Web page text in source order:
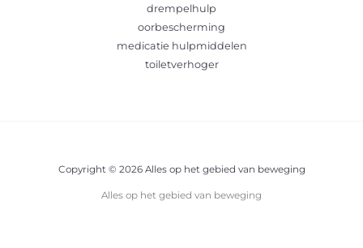
drempelhulp
oorbescherming
medicatie hulpmiddelen
toiletverhoger
Copyright © 2026 Alles op het gebied van beweging
Alles op het gebied van beweging